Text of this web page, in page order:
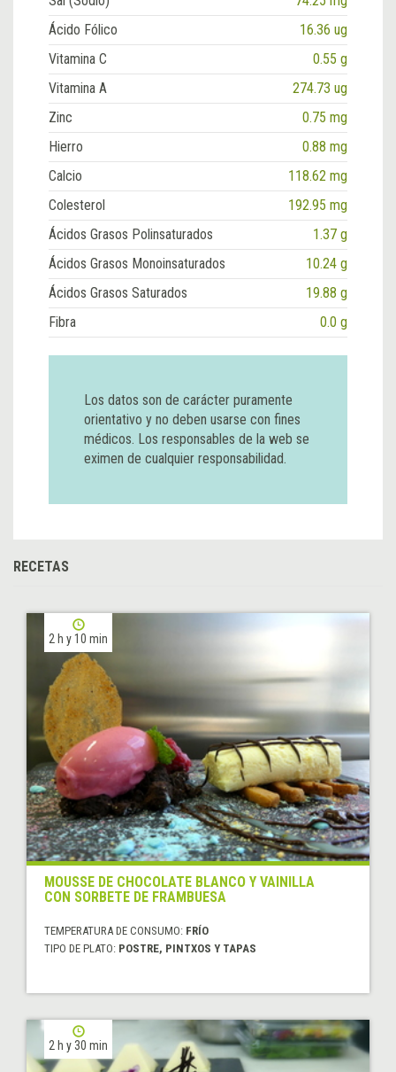
Ácido Fólico
16.36 ug
Vitamina C
0.55 g
Vitamina A
274.73 ug
Zinc
0.75 mg
Hierro
0.88 mg
Calcio
118.62 mg
Colesterol
192.95 mg
Ácidos Grasos Polinsaturados
1.37 g
Ácidos Grasos Monoinsaturados
10.24 g
Ácidos Grasos Saturados
19.88 g
Fibra
0.0 g
Los datos son de carácter puramente
orientativo y no deben usarse con fines
médicos. Los responsables de la web se
eximen de cualquier responsabilidad.
RECETAS
2 h y 10 min
MOUSSE DE CHOCOLATE BLANCO Y VAINILLA
CON SORBETE DE FRAMBUESA
TEMPERATURA DE CONSUMO: FRÍO
TIPO DE PLATO: POSTRE, PINTXOS Y TAPAS
2 h y 30 min